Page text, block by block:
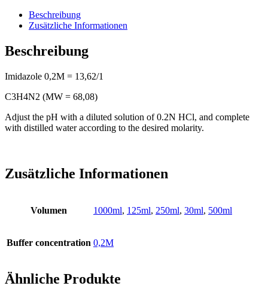
Beschreibung
Zusätzliche Informationen
Beschreibung
Imidazole 0,2M = 13,62/1
C3H4N2 (MW = 68,08)
Adjust the pH with a diluted solution of 0.2N HCl, and complete
with distilled water according to the desired molarity.
Zusätzliche Informationen
Volumen 1000ml, 125ml, 250ml, 30ml, 500ml
Buffer concentration 0,2M
Ähnliche Produkte